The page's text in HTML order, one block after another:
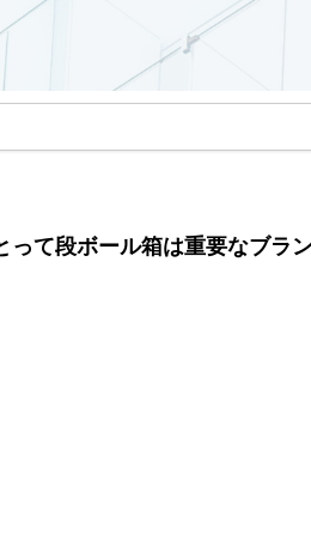
て段ボール箱は重要なブラ